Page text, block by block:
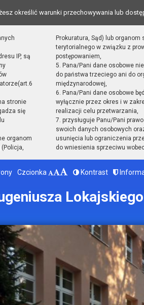
określić warunki przechowywania lub
IP, są
stronie
się
organom
Prokuratura, Sąd) lub organom
terytorialnego w związku z
postępowaniem,
5. Pana/Pani dane osobowe
do państwa trzeciego ani do
międzynarodowej,
6. Pana/Pani dane osobowe
wyłącznie przez okres i w
realizacji celu przetwarzania,
7. przysługuje Panu/Pani
swoich danych osobowych
usunięcia lub ograniczenia
do wniesienia sprzeciwu
Czcionka Kontrast
Lokajskiego